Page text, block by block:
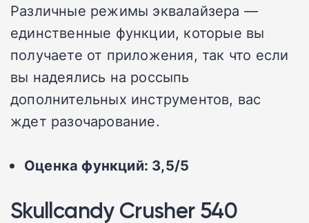
Различные режимы эквалайзера —
единственные функции, которые вы
получаете от приложения, так что если
вы надеялись на россыпь
дополнительных инструментов, вас
ждет разочарование.
Оценка функций: 3,5/5
Skullcandy Crusher 540